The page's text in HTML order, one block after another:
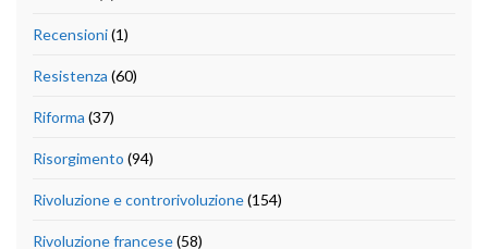
Recensioni(1)
Resistenza (60)
Riforma (37)
Risorgimento (94)
Rivoluzione e controrivoluzione(154)
Rivoluzione francese(58)